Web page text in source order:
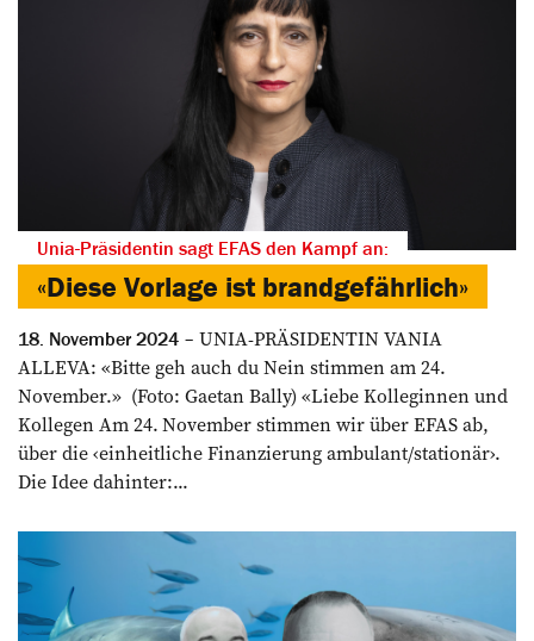
Unia-Präsidentin sagt EFAS den Kampf an:
«Diese Vorlage ist brandgefährlich»
18. November 2024
UNIA-PRÄSIDENTIN VANIA
ALLEVA: «Bitte geh auch du Nein stimmen am 24.
November.» (Foto: Gaetan Bally) «Liebe Kolleginnen und
Kollegen Am 24. November stimmen wir über EFAS ab,
über die ‹einheitliche Finanzierung ambulant/stationär›.
Die Idee dahinter:...